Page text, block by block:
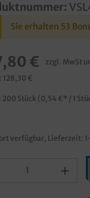
Sie erhalten 53
€ zzgl. MwSt
128,30 €
200 Stück (0,54 €* / 1
verfügbar, Lieferzeit: